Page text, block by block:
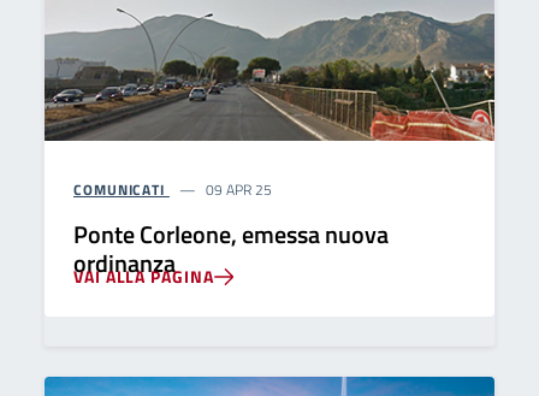
COMUNICATI 09 APR 25
Ponte Corleone, emessa nuova
ordinanza
VAI ALLA PAGINA